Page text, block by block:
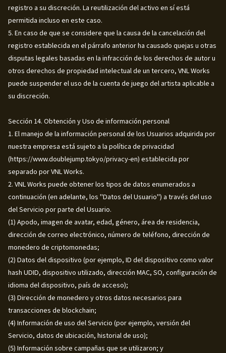
registro a su discreción. La reutilización del activo en sí está
permitida incluso en este caso.
5. En caso de que se considere que la causa de la cancelación del
registro establecida en el párrafo anterior ha causado quejas u otras
disputas legales basadas en la infracción de los derechos de autor u
otros derechos de propiedad intelectual de un tercero, VNL Works
puede suspender el uso de la cuenta de juego del artista aplicable a
su discreción.
Sección 14. Obtención y Uso de información personal
1. El manejo de la información personal de los Usuarios adquirida por
nuestra empresa está sujeto a la política de privacidad
(https://www.doublejump.tokyo/privacy-en) establecida por
separado por VNL Works.
2. VNL Works puede obtener los tipos de datos enumerados a
continuación (en adelante, los "Datos del Usuario") a través del uso
del Servicio por parte del Usuario.
(1) Apodo, imagen de avatar, edad, género, área de residencia,
dirección de correo electrónico, número de teléfono, dirección de
monedero de criptomonedas;
(2) Datos del dispositivo (por ejemplo, ID del dispositivo como valor
hash UDID, dispositivo utilizado, dirección MAC, SO, configuración de
idioma del dispositivo, país de acceso);
(3) Dirección de monedero y otros datos necesarios para
transacciones de blockchain;
(4) Información de uso del Servicio (por ejemplo, versión del
Servicio, datos de ubicación, historial de uso);
(5) Información sobre campañas que se utilizaron; y